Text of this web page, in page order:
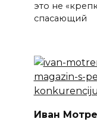
это не
спасающий
Иван